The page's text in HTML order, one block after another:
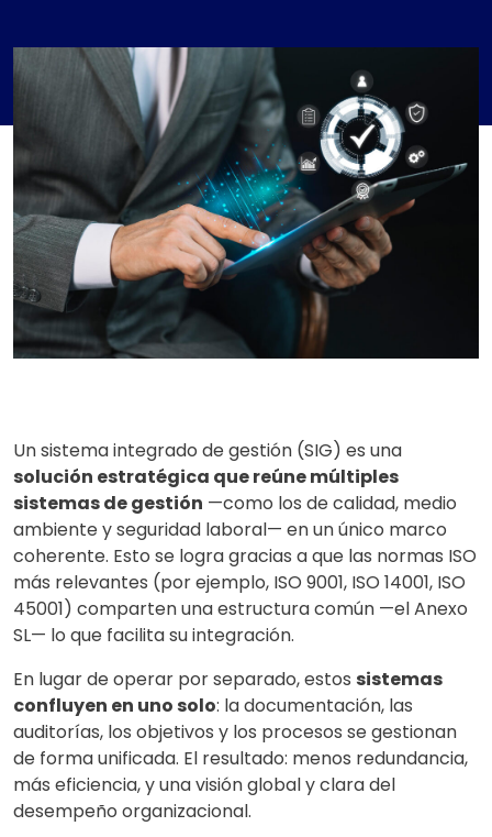
Un sistema integrado de gestión (SIG) es una
solución estratégica que reúne múltiples
sistemas de gestión —como los de calidad, medio
ambiente y seguridad laboral— en un único marco
coherente. Esto se logra gracias a que las normas ISO
más relevantes (por ejemplo, ISO 9001, ISO 14001, ISO
45001) comparten una estructura común —el Anexo
SL— lo que facilita su integración.
En lugar de operar por separado, estos sistemas
confluyen en uno solo: la documentación, las
auditorías, los objetivos y los procesos se gestionan
de forma unificada. El resultado: menos redundancia,
más eficiencia, y una visión global y clara del
desempeño organizacional.